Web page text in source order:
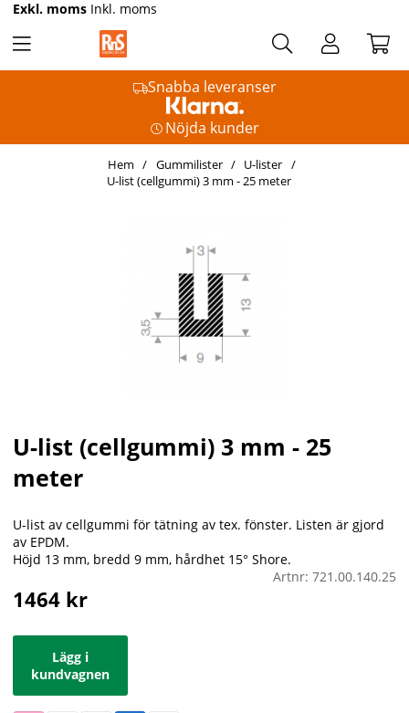
Snabba leveranser
Nöjda kunder
Exkl. moms Inkl. moms
Hem Gummilister
U-lister
U-list (cellgummi) 3 mm - 25 meter
U-list (cellgummi) 3 mm - 25
meter
U-list av cellgummi för tätning av tex. fönster. Listen är gjord
av EPDM.
Höjd 13 mm, bredd 9 mm, hårdhet 15° Shore.
Artnr: 721.00.140.25
1464 kr
Lägg i
kundvagnen